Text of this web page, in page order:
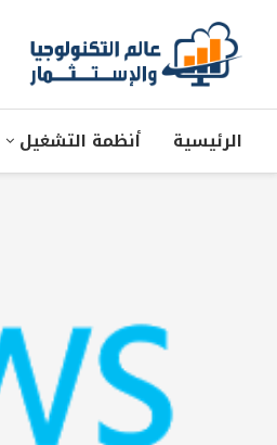
الرئيسية أنظمة التشغيل